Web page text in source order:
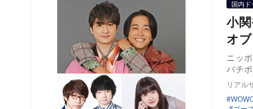
国内ド
小
オ
ニッ
バチ
リアル